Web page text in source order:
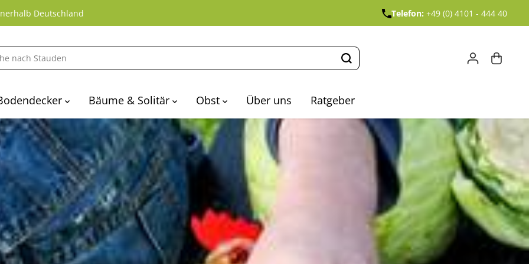
Deutschland Telefon: +49 (0) 4101 - 444 40
Bäume & Solitär Obst Über uns Ratgeber